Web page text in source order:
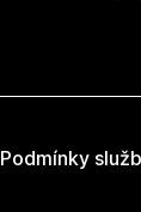
Podmínky